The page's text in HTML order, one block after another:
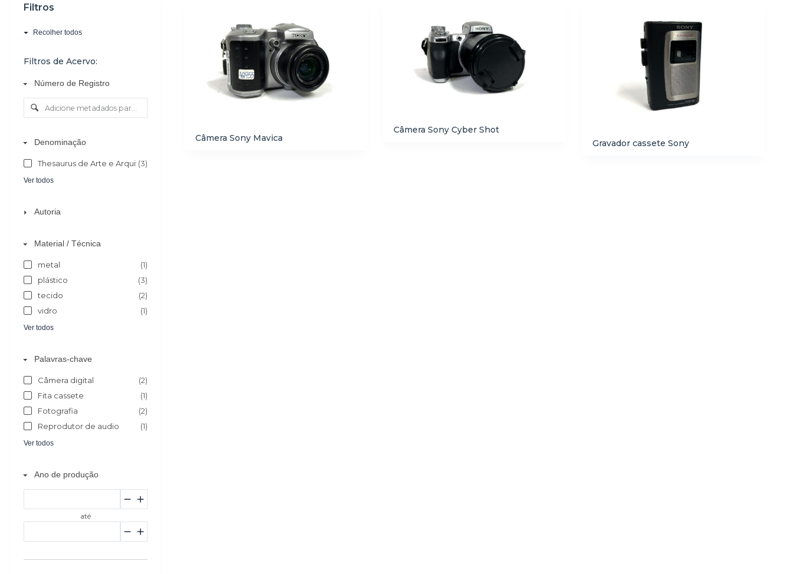
Filtros
Recolher todos
Filtros de Acervo:
Número de Registro
Denominação
Thesaurus de Arte e Arquitetura - AAT
(3)
Ver todos
Autoria
Material / Técnica
metal
(1)
plástico
(3)
tecido
(2)
vidro
(1)
Ver todos
Palavras-chave
Câmera digital
(2)
Fita cassete
(1)
Fotografia
(2)
Reprodutor de audio
(1)
Ver todos
Ano de produção
até
Câmera Sony Mavica
Câmera Sony Cyber Shot
Gravador cassete Sony